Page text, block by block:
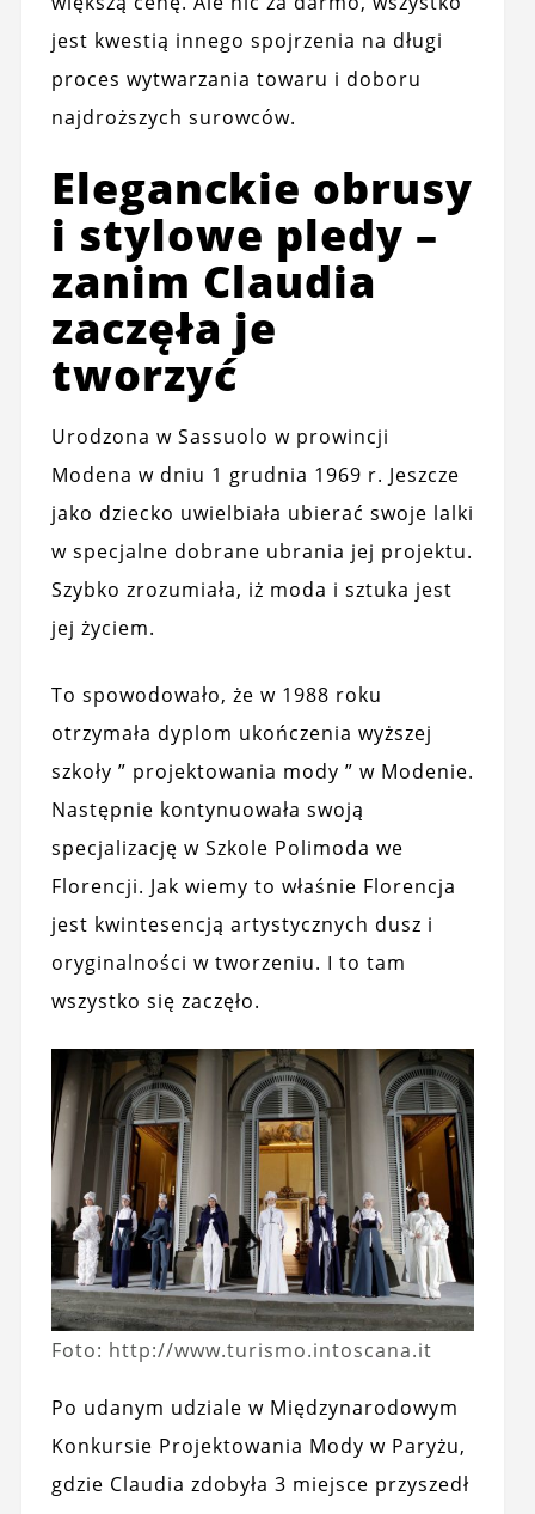
jest kwestią innego spojrzenia na długi
proces wytwarzania towaru i doboru
najdroższych surowców.
Eleganckie obrusy
i stylowe pledy –
zanim Claudia
zaczęła je
tworzyć
Urodzona w Sassuolo w prowincji
Modena w dniu 1 grudnia 1969 r. Jeszcze
jako dziecko uwielbiała ubierać swoje lalki
w specjalne dobrane ubrania jej projektu.
Szybko zrozumiała, iż moda i sztuka jest
jej życiem.
To spowodowało, że w 1988 roku
otrzymała dyplom ukończenia wyższej
szkoły ” projektowania mody ” w Modenie.
Następnie kontynuowała swoją
specjalizację w Szkole Polimoda we
Florencji. Jak wiemy to właśnie Florencja
jest kwintesencją artystycznych dusz i
oryginalności w tworzeniu. I to tam
wszystko się zaczęło.
Foto: http://www.turismo.intoscana.it
Po udanym udziale w Międzynarodowym
Konkursie Projektowania Mody w Paryżu,
gdzie Claudia zdobyła 3 miejsce przyszedł